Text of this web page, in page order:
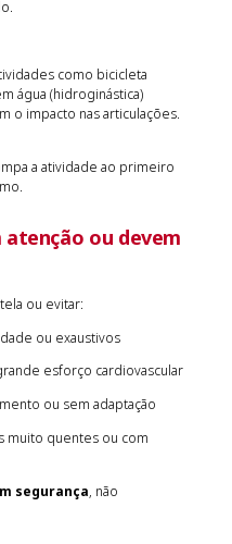
como bicicleta
água (hidroginástica)
o impacto nas articulações.
a atividade ao primeiro
atenção ou devem
ou evitar:
ou exaustivos
esforço cardiovascular
ou sem adaptação
muito quentes ou com
segurança, não